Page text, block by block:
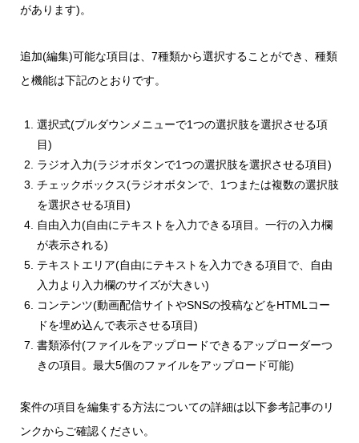
があります)。
追加(編集)可能な項目は、7種類から選択することができ、種類
と機能は下記のとおりです。
選択式(プルダウンメニューで1つの選択肢を選択させる項
目)
ラジオ入力(ラジオボタンで1つの選択肢を選択させる項目)
チェックボックス(ラジオボタンで、1つまたは複数の選択肢
を選択させる項目)
自由入力(自由にテキストを入力できる項目。一行の入力欄
が表示される)
テキストエリア(自由にテキストを入力できる項目で、自由
入力より入力欄のサイズが大きい)
コンテンツ(動画配信サイトやSNSの投稿などをHTMLコー
ドを埋め込んで表示させる項目)
書類添付(ファイルをアップロードできるアップローダーつ
きの項目。最大5個のファイルをアップロード可能)
案件の項目を編集する方法についての詳細は以下参考記事のリ
ンクからご確認ください。